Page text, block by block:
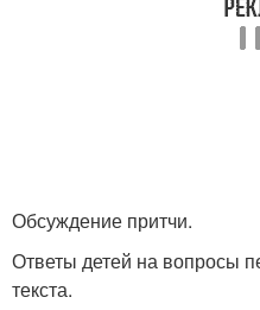
Обсуждение притчи.
Ответы детей на вопросы
текста.